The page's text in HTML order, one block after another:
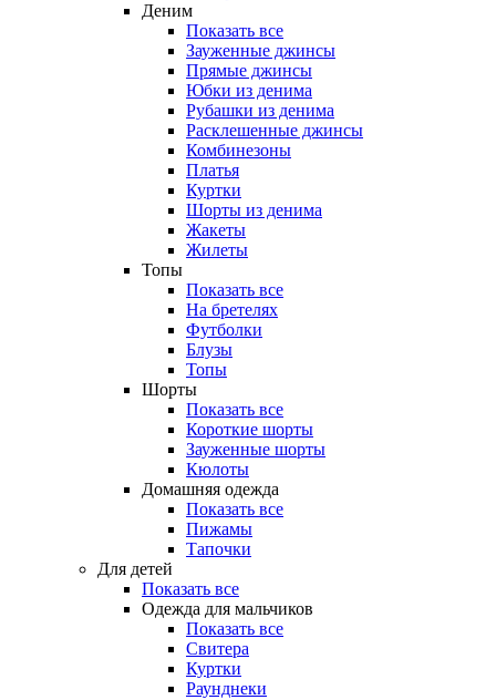
Деним
Показать все
Зауженные джинсы
Прямые джинсы
Юбки из денима
Рубашки из денима
Расклешенные джинсы
Комбинезоны
Платья
Куртки
Шорты из денима
Жакеты
Жилеты
Топы
Показать все
На бретелях
Футболки
Блузы
Топы
Шорты
Показать все
Короткие шорты
Зауженные шорты
Кюлоты
Домашняя одежда
Показать все
Пижамы
Тапочки
Для детей
Показать все
Одежда для мальчиков
Показать все
Свитера
Куртки
Раунднеки